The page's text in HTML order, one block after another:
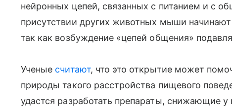
нейронных цепей, связанных с питанием и с
присутствии других животных мыши
так как возбуждение «цепей общения»
Ученые считают, что это открытие может
природы такого расстройства пищевого
удастся разработать препараты, снижающие